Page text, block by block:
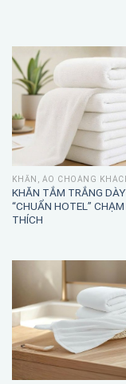
KHĂN, ÁO CHOÀNG
KHĂN TẮM TRẮNG
“CHUẨN HOTEL”
THÍCH